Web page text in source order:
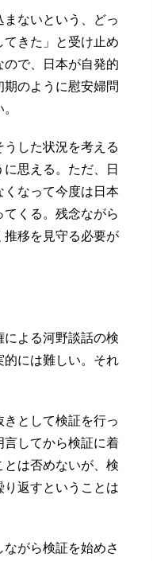
ないという、どっ
きた」と受け止め
で、日本が自発的
のように慰安婦問
した状況を考える
思える。ただ、日
くなって今度は日本
くる。残念ながら
推移を見守る必要が
よる河野談話の検
的には難しい。それ
として検証を行っ
言してから検証に着
は否めないが、検
返すということは
がら検証を始めさ